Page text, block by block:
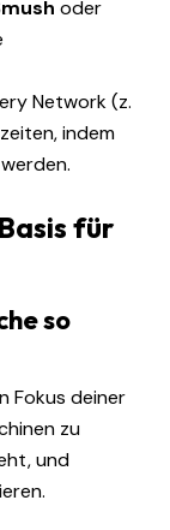
oder
Network (z.
indem
für
so
Fokus deiner
zu
und